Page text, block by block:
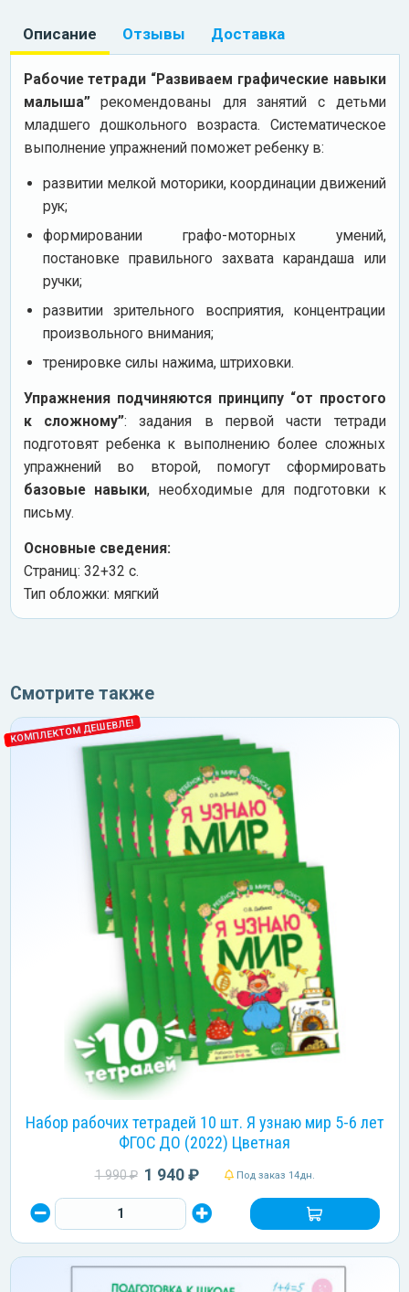
Описание Отзывы Доставка
Рабочие тетради “Развиваем графические навыки
малыша”рекомендованы для занятий с детьми
младшего дошкольного возраста. Систематическое
выполнение упражнений поможет ребенку в:
развитии мелкой моторики, координации движений
рук;
формировании графо-моторных умений,
постановке правильного захвата карандаша или
ручки;
развитии зрительного восприятия, концентрации
произвольного внимания;
тренировке силы нажима, штриховки.
Упражнения подчиняются принципу “от простого
к сложному”: задания в первой части тетради
подготовят ребенка к выполнению более сложных
упражнений во второй, помогут сформировать
базовые навыки, необходимые для подготовки к
письму.
Основные сведения:
Страниц: 32+32 с.
Тип обложки: мягкий
Смотрите также
КОМПЛЕКТОМ ДЕШЕВЛЕ!
Набор рабочих тетрадей 10 шт. Я узнаю мир 5-6 лет
ФГОС ДО (2022) Цветная
1 990 ₽ 1 940 ₽ Под заказ 14дн.